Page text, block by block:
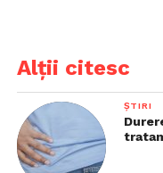
Alții citesc
ȘTIRI